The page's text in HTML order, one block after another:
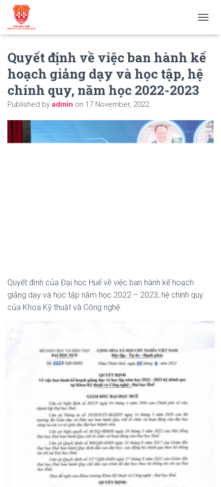
O
G
L
G
A
Quyết định về việc ban hành kế
hoạch giảng dạy và học tập, hệ
chính quy, năm học 2022-2023
Published by admin on 17 November, 2022
Quyết định của Đại học Huế về việc ban hành kế hoạch
giảng dạy và học tập năm học 2022 – 2023, hệ chính quy
của Khoa Kỹ thuật và Công nghệ.